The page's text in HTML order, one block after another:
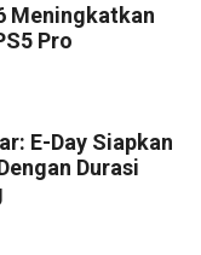
Meningkatkan
Pro
E-Day Siapkan
Durasi